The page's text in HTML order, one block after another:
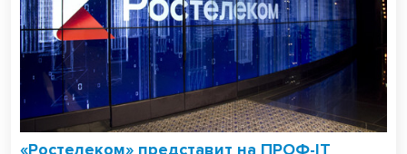
«Ростелеком» представит на ПРОФ-IT